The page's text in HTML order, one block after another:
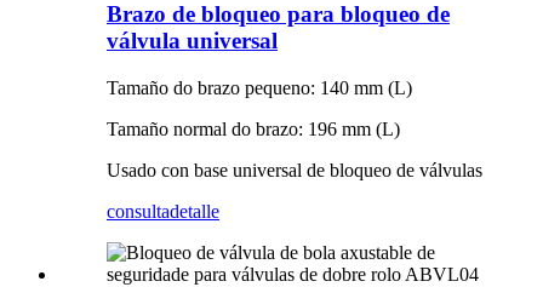
Brazo de bloqueo para bloqueo de
válvula universal
Tamaño do brazo pequeno: 140 mm (L)
Tamaño normal do brazo: 196 mm (L)
Usado con base universal de bloqueo de válvulas
consultadetalle